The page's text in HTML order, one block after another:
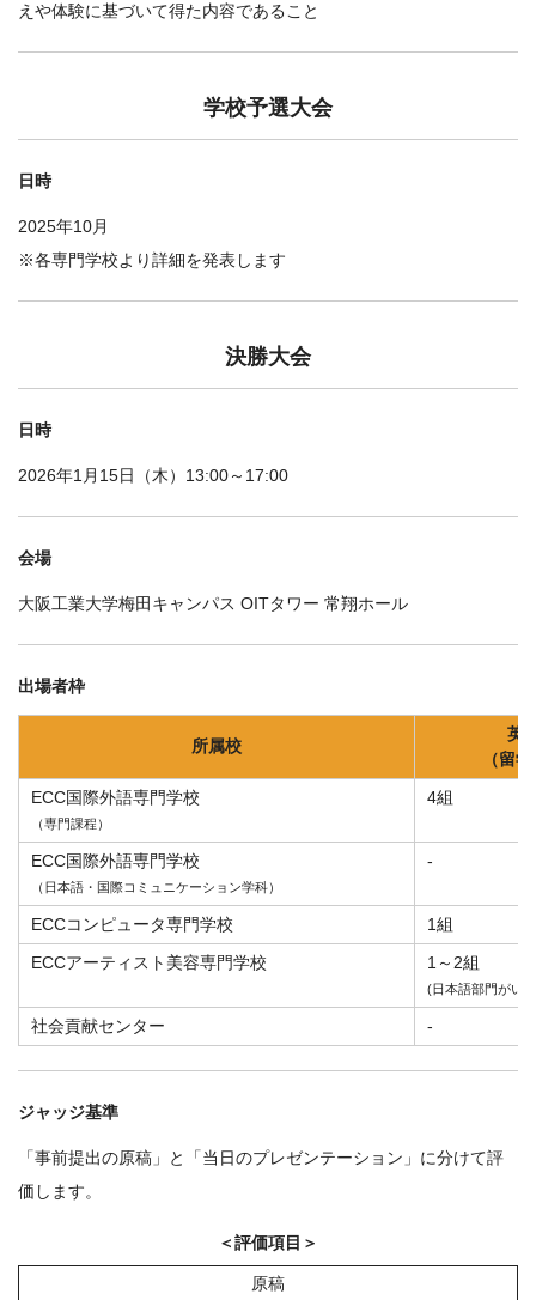
えや体験に基づいて得た内容であること
学校予選大会
日時
2025年10月
※各専門学校より詳細を発表します
決勝大会
日時
2026年1月15日（木）13:00～17:00
会場
大阪工業大学梅田キャンパス OITタワー 常翔ホール
出場者枠
所属校
英
（留
ECC国際外語専門学校
（専門課程）
4組
ECC国際外語専門学校
（日本語・国際コミュニケーション学科）
-
ECCコンピュータ専門学校
1組
ECCアーティスト美容専門学校
1～2組
(日本語部門がい
社会貢献センター -
ジャッジ基準
「事前提出の原稿」と「当日のプレゼンテーション」に分けて評
価します。
＜評価項目＞
原稿